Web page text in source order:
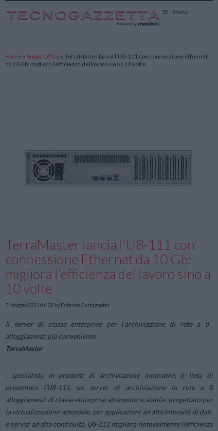
Menu
Home » Smart Office »TerraMaster lancia l’U8-111 con connessione Ethernet
da 10 Gb: migliora l’efficienza del lavoro sino a 10 volte
TerraMaster lancia l’U8-111 con
connessione Ethernet da 10 Gb:
migliora l’efficienza del lavoro sino a
10 volte
3 Maggio 2021 06:32 by Fabrizio Castagnotto
Il server di classe enterprise per l’archiviazione di rete a 8
alloggiamenti più conveniente.
TerraMaster
, specialista in prodotti di archiviazione innovativi, è lieta di
presentare l’U8-111, un server di archiviazione in rete a 8
alloggiamenti di classe enterprise altamente scalabile, progettato per
la virtualizzazione aziendale, per applicazioni ad alta intensità di dati,
e servizi ad alta continuità. U8-111 migliora notevolmente l’efficienza